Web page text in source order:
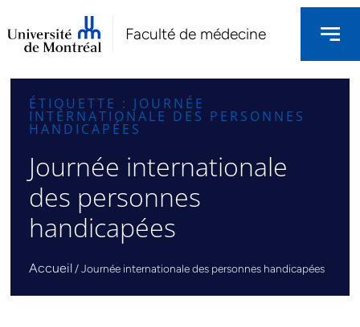
Faculté de médecine
ÉTIQUETTE : JOURNÉE
INTERNATIONALE DES PERSONNES
HANDICAPÉES
Journée internationale
des personnes
handicapées
Accueil /Journée internationale des personnes handicapées